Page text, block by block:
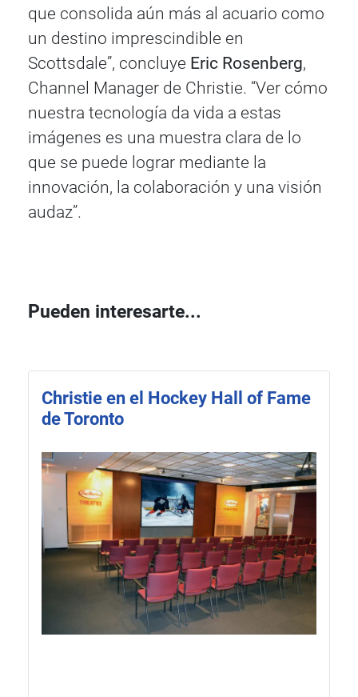
que consolida aún más al acuario como
un destino imprescindible en
Scottsdale”, concluye Eric Rosenberg,
Channel Manager de Christie. “Ver cómo
nuestra tecnología da vida a estas
imágenes es una muestra clara de lo
que se puede lograr mediante la
innovación, la colaboración y una visión
audaz”.
Pueden interesarte...
Christie en el Hockey Hall of Fame
de Toronto